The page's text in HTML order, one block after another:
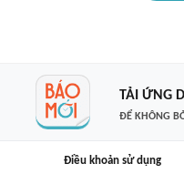
TẢI ỨNG
ĐỂ KHÔNG
Điều khoản sử dụng